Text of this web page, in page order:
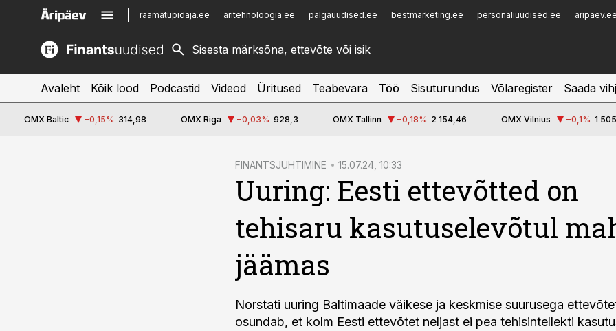
raamatupidaja.ee aritehnoloogia.ee palgauudised.ee bestmarketing.ee personaliuudised.ee aripaev.ee
kinnisvarauudised.ee
logistikauudised.ee
imelineajalugu.ee
Infopank
Avaleht Kõik lood Podcastid Videod Üritused Teabevara Töö Sisuturundus Võlaregister Saada
OMX Baltic −0,15% 314,98 OMX Riga −0,03% 928,3 OMX Tallinn −0,18% 2 154,46 OMX Vilnius −0,1% 1
FINANTSJUHTIMINE 15.07.24, 10:33
Uuring: Eesti ettevõtted on
tehisaru kasutuselevõtul
jäämas
Norstati uuring Baltimaade väikese ja keskmise suurusega
osundab, et kolm Eesti ettevõtet neljast ei pea tehisintellekti